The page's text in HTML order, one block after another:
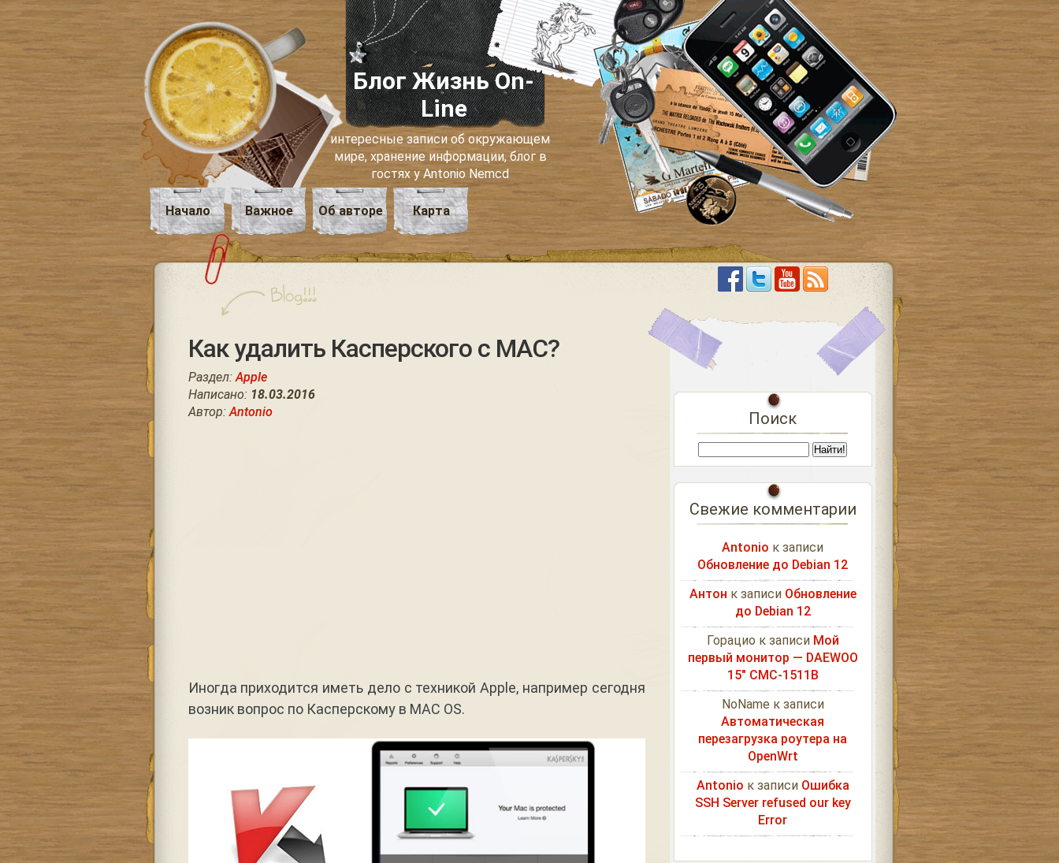
Блог Жизнь On-
Line
интересные записи об окружающем
мире, хранение информации, блог в
гостях у Antonio Nemcd
Начало Важное Об авторе Карта
Как удалить Касперского с MAC?
Раздел:Apple
Написано: 18.03.2016
Автор:Antonio
Иногда приходится иметь дело с техникой Apple, например сегодня
возник вопрос по Касперскому в MAC OS.
Поиск
Свежие комментарии
Antonio к записи
Обновление до Debian 12
Антон к записи Обновление
до Debian 12
Горацио к записи Мой
первый монитор — DAEWOO
15″ CMC-1511B
NoName к записи
Автоматическая
перезагрузка роутера на
OpenWrt
Antonio к записи Ошибка
SSH Server refused our key
Error